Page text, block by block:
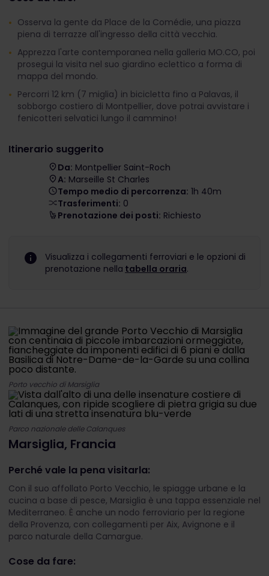
Osserva la gente da Place de la Comédie, una piazza
piena di terrazze all'ingresso della città vecchia.
Apprezza l'arte contemporanea nella galleria MO.CO, poi
prosegui la visita nel suo giardino eclettico a forma di
mappa del mondo.
Percorri 12 km (7 miglia) in bicicletta fino a Palavas, il
sobborgo costiero di Montpellier, dove potrai avvistare i
fenicotteri selvatici lungo il cammino!
Itinerario suggerito
Da: Montpellier Saint-Roch
A: Marseille St Charles
Tempo medio di percorrenza: 1h 40m
Trasferimenti: 0
Prenotazione dei posti: Richiesto
Visualizza i collegamenti ferroviari e le opzioni di
prenotazione nella tabella oraria.
Porto vecchio di Marsiglia
Parco nazionale delle Calanques
Marsiglia, Francia
Perché vale la pena visitarla:
Con il suo affollato Porto Vecchio, le spiagge urbane e la
cucina a base di pesce, Marsiglia è una tappa essenziale nel
Mediterraneo. È anche un nodo ferroviario per la regione
della Provenza, con collegamenti per Aix, Avignone e il
parco naturale della Camargue.
Cose da fare: